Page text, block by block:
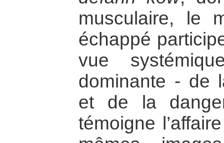
musculaire, le
échappé
vue
dominante - de
et de la
témoigne